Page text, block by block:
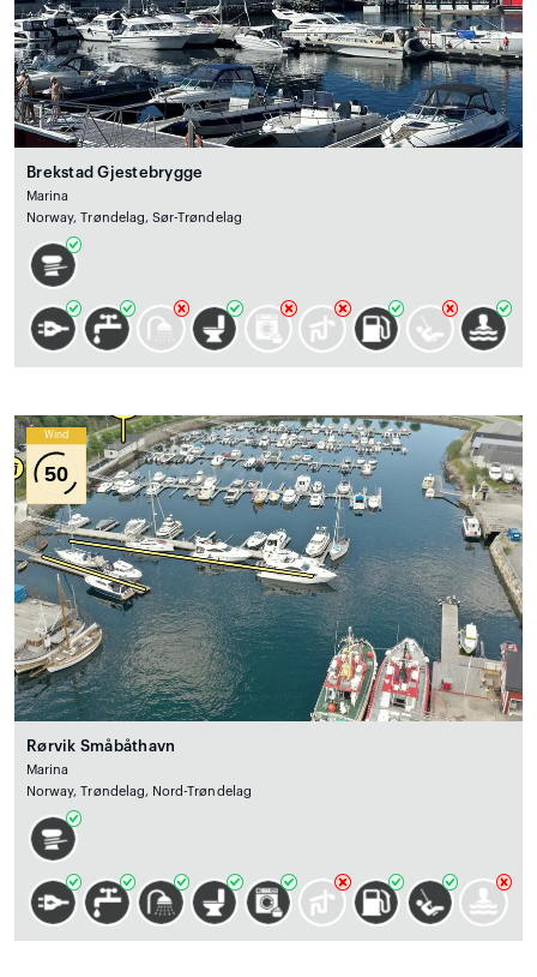
Brekstad Gjestebrygge
Marina
Norway, Trøndelag, Sør-Trøndelag
Wind
50
Rørvik Småbåthavn
Marina
Norway, Trøndelag, Nord-Trøndelag